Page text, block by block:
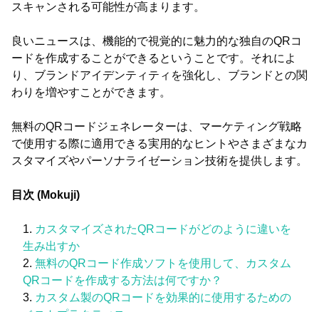
スキャンされる可能性が高まります。
良いニュースは、機能的で視覚的に魅力的な独自のQRコ
ードを作成することができるということです。それによ
り、ブランドアイデンティティを強化し、ブランドとの関
わりを増やすことができます。
無料のQRコードジェネレーターは、マーケティング戦略
で使用する際に適用できる実用的なヒントやさまざまなカ
スタマイズやパーソナライゼーション技術を提供します。
目次 (Mokuji)
カスタマイズされたQRコードがどのように違いを
生み出すか
無料のQRコード作成ソフトを使用して、カスタム
QRコードを作成する方法は何ですか？
カスタム製のQRコードを効果的に使用するための